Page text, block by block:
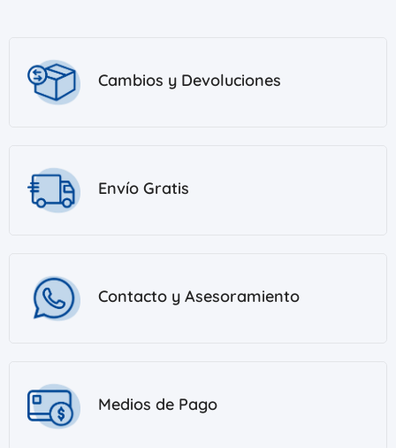
Cambios y Devoluciones
Envío Gratis
Contacto y Asesoramiento
Medios de Pago